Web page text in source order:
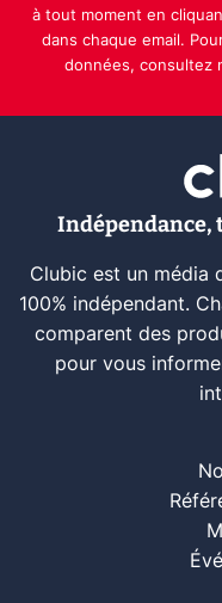
à tout moment en
dans chaque email.
données, consultez
Indépendance,
Clubic est un média
100% indépendant.
comparent des
pour vous